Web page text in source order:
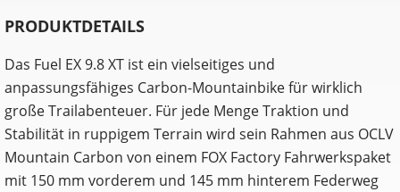
PRODUKTDETAILS
Das Fuel EX 9.8 XT ist ein vielseitiges und
anpassungsfähiges Carbon-Mountainbike für wirklich
große Trailabenteuer. Für jede Menge Traktion und
Stabilität in ruppigem Terrain wird sein Rahmen aus OCLV
Mountain Carbon von einem FOX Factory Fahrwerkspaket
mit 150 mm vorderem und 145 mm hinterem Federweg